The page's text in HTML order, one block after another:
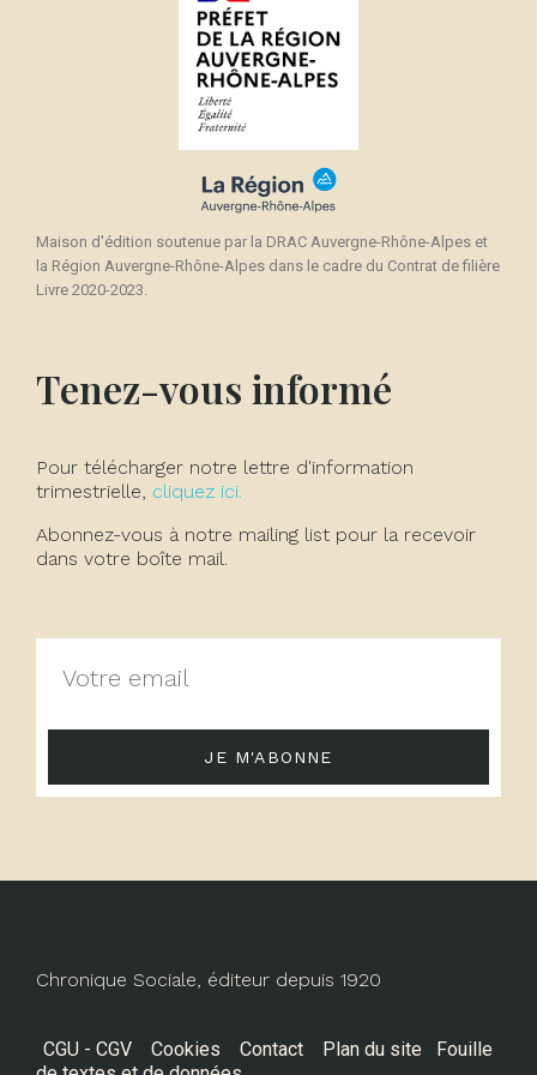
Maison d'édition soutenue par la DRAC Auvergne-Rhône-Alpes et
la Région Auvergne-Rhône-Alpes dans le cadre du Contrat de filière
Livre 2020-2023.
Tenez-vous informé
Pour télécharger notre lettre d'information
trimestrielle, cliquez ici.
Abonnez-vous à notre mailing list pour la recevoir
dans votre boîte mail.
JE M'ABONNE
Chronique Sociale, éditeur depuis 1920
CGU - CGV Cookies Contact Plan du site
Fouille